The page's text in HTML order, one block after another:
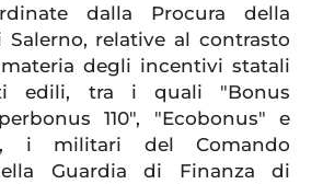
dalla Procura della
Salerno, relative al contrasto
degli incentivi statali
edili, tra i quali "Bonus
110", "Ecobonus" e
i militari del Comando
Guardia di Finanza di